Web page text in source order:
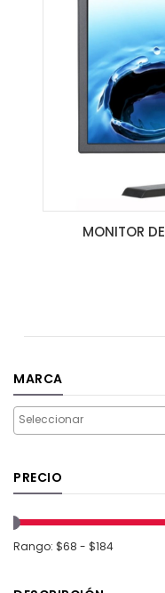
MONITOR
MARCA
PRECIO
Rango: $68 - $184